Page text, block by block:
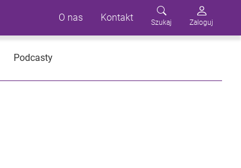
O nas Kontakt Szukaj Zaloguj
Podcasty